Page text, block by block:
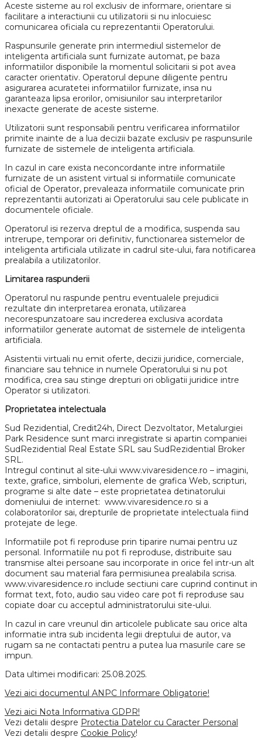
Aceste sisteme au rol exclusiv de informare, orientare si
facilitare a interactiunii cu utilizatorii si nu inlocuiesc
comunicarea oficiala cu reprezentantii Operatorului.
Raspunsurile generate prin intermediul sistemelor de
inteligenta artificiala sunt furnizate automat, pe baza
informatiilor disponibile la momentul solicitarii si pot avea
caracter orientativ. Operatorul depune diligente pentru
asigurarea acuratetei informatiilor furnizate, insa nu
garanteaza lipsa erorilor, omisiunilor sau interpretarilor
inexacte generate de aceste sisteme.
Utilizatorii sunt responsabili pentru verificarea informatiilor
primite inainte de a lua decizii bazate exclusiv pe raspunsurile
furnizate de sistemele de inteligenta artificiala.
In cazul in care exista neconcordante intre informatiile
furnizate de un asistent virtual si informatiile comunicate
oficial de Operator, prevaleaza informatiile comunicate prin
reprezentantii autorizati ai Operatorului sau cele publicate in
documentele oficiale.
Operatorul isi rezerva dreptul de a modifica, suspenda sau
intrerupe, temporar ori definitiv, functionarea sistemelor de
inteligenta artificiala utilizate in cadrul site-ului, fara notificarea
prealabila a utilizatorilor.
Limitarea raspunderii
Operatorul nu raspunde pentru eventualele prejudicii
rezultate din interpretarea eronata, utilizarea
necorespunzatoare sau increderea exclusiva acordata
informatiilor generate automat de sistemele de inteligenta
artificiala.
Asistentii virtuali nu emit oferte, decizii juridice, comerciale,
financiare sau tehnice in numele Operatorului si nu pot
modifica, crea sau stinge drepturi ori obligatii juridice intre
Operator si utilizatori.
Proprietatea intelectuala
Sud Rezidential, Credit24h, Direct Dezvoltator, Metalurgiei
Park Residence sunt marci inregistrate si apartin companiei
SudRezidential Real Estate SRL sau SudRezidential Broker
SRL.
Intregul continut al site-ului www.vivaresidence.ro – imagini,
texte, grafice, simboluri, elemente de grafica Web, scripturi,
programe si alte date – este proprietatea detinatorului
domeniului de internet: www.vivaresidence.ro si a
colaboratorilor sai, drepturile de proprietate intelectuala fiind
protejate de lege.
Informatiile pot fi reproduse prin tiparire numai pentru uz
personal. Informatiile nu pot fi reproduse, distribuite sau
transmise altei persoane sau incorporate in orice fel intr-un alt
document sau material fara permisiunea prealabila scrisa.
www.vivaresidence.ro include sectiuni care cuprind continut in
format text, foto, audio sau video care pot fi reproduse sau
copiate doar cu acceptul administratorului site-ului.
In cazul in care vreunul din articolele publicate sau orice alta
informatie intra sub incidenta legii dreptului de autor, va
rugam sa ne contactati pentru a putea lua masurile care se
impun.
Data ultimei modificari: 25.08.2025.
Vezi aici documentul ANPC Informare Obligatorie!
Vezi aici Nota Informativa GDPR!
Vezi detalii despre Protectia Datelor cu Caracter Personal
Vezi detalii despre Cookie Policy!